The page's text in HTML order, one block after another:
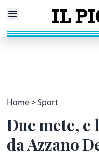
Home Sport
Due mete,
da Azzano